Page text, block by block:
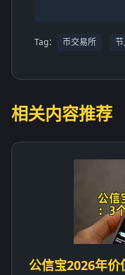
Tag： 币交易所
相关内容推荐
公信宝2026年